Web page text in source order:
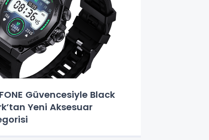
Güvencesiyle Black
Yeni Aksesuar